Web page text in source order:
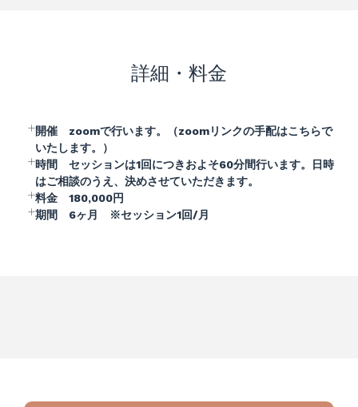
詳細・料金
開催 zoomで行います。（zoomリンクの手配はこちらで
いたします。）
時間 セッションは1回につきおよそ60分間行います。日時
はご相談のうえ、決めさせていただきます。
料金 180,000円
期間 6ヶ月 ※セッション1回/月